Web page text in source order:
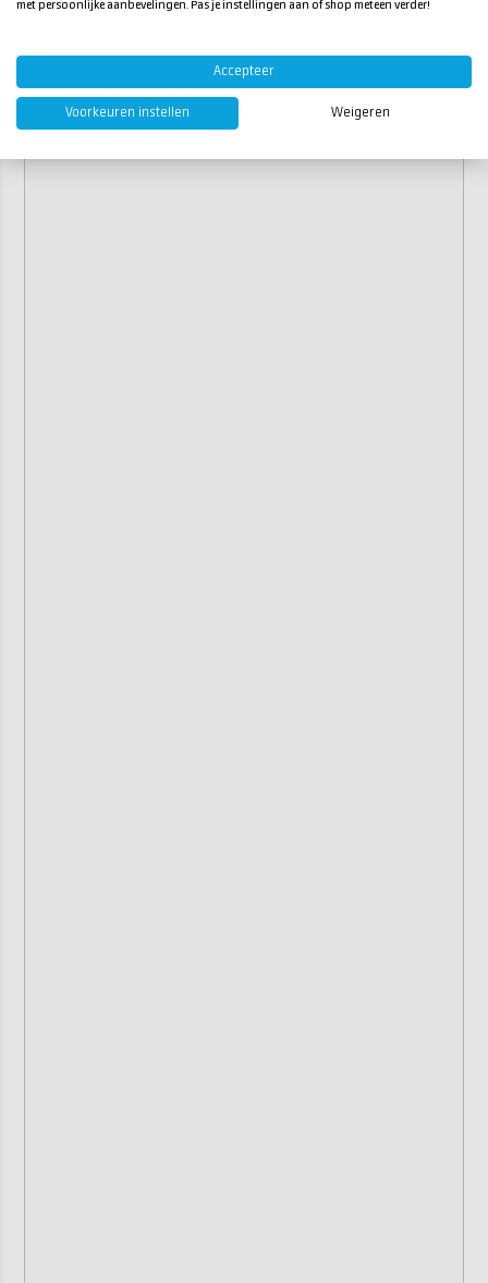
Merk:PhiMolds
met persoonlijke aanbevelingen. Pas je instellingen aan of shop meteen verder!
Accepteer
Voorkeuren instellen Weigeren